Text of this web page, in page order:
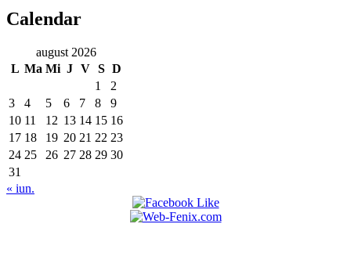
Calendar
august 2026
L Ma Mi J V S D
1
2
3
4 5 6 7 8
9
10 11 12 13 14 15 16
17 18 19 20 21 22 23
24 25 26 27 28 29 30
31
« iun.